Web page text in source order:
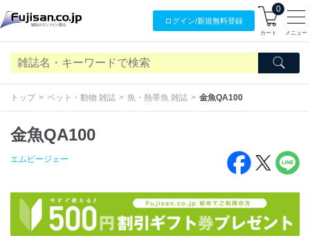
ログイン/新規無料登録
0
カート メニュー
トップ ペット・動物 雑誌 魚・熱帯魚 雑誌 金魚QA100
金魚QA100
エムピージェー